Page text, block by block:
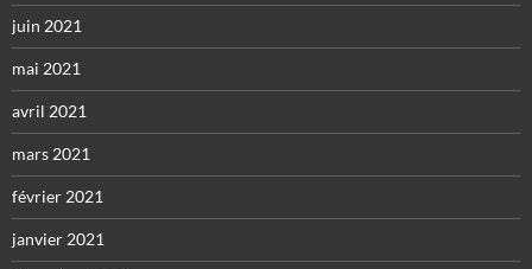
juin 2021
mai 2021
avril 2021
mars 2021
février 2021
janvier 2021